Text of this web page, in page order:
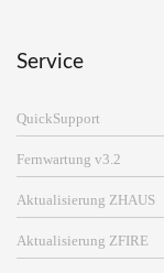
Service
QuickSupport
Fernwartung v3.2
Aktualisierung ZHAUS
Aktualisierung ZFIRE